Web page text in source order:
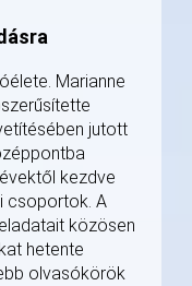
Marianne
jutott
kezdve
csoportok. A
közösen
hetente
olvasókörök